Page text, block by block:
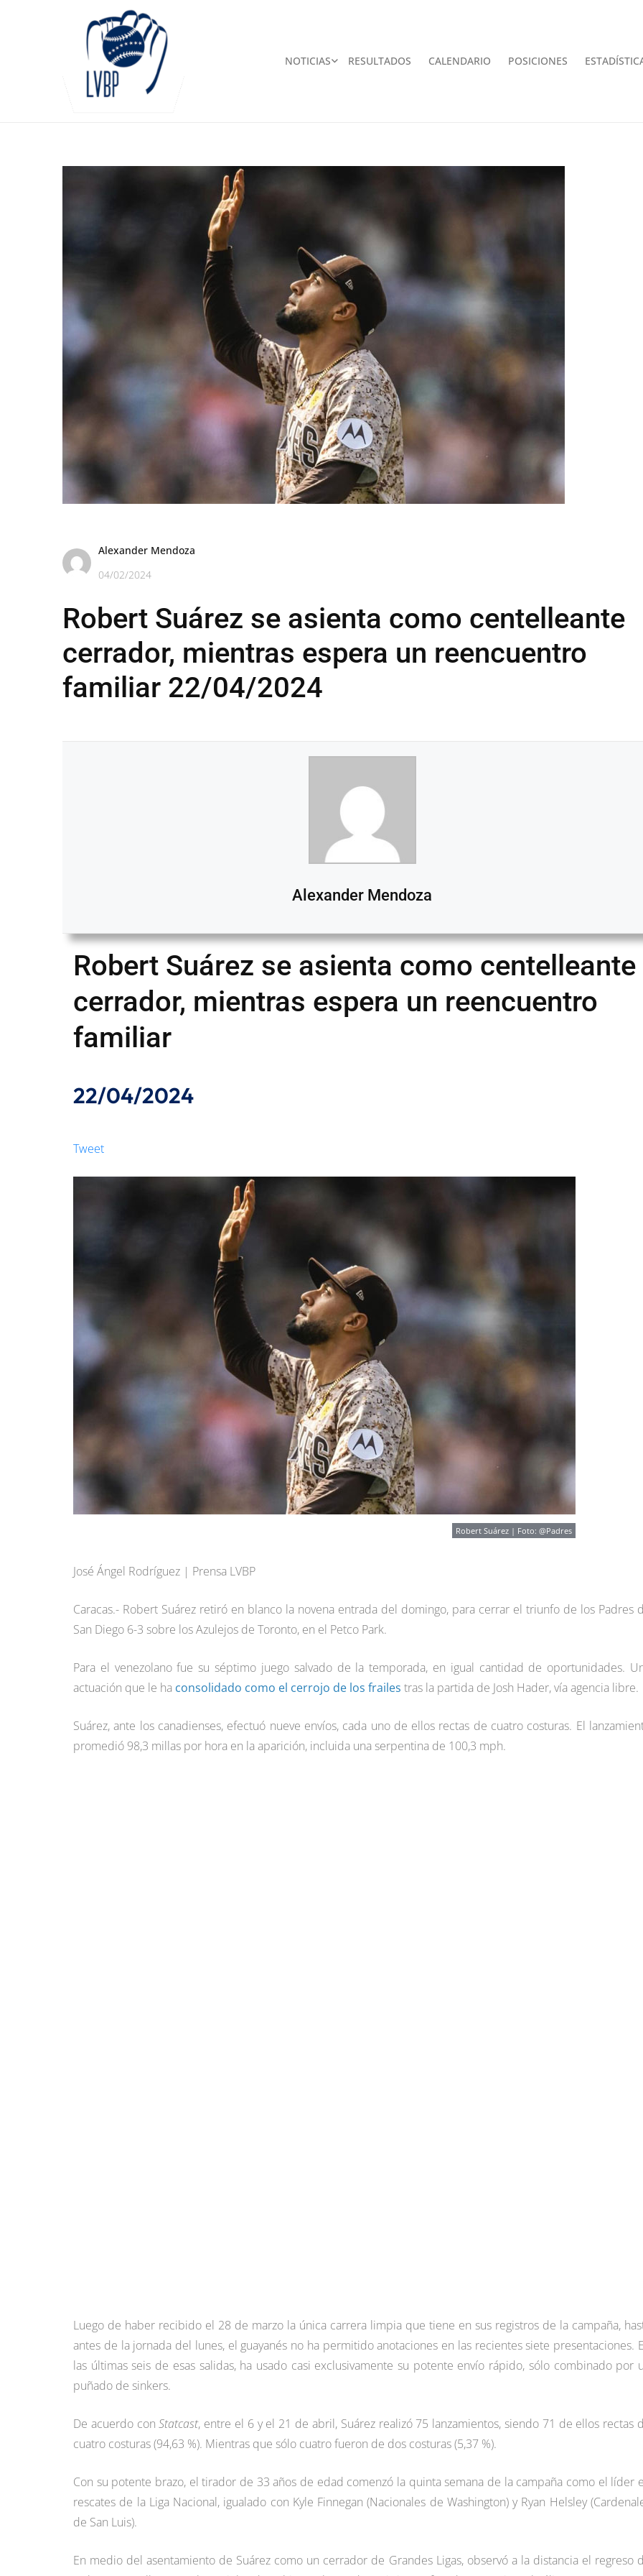
NOTICIAS RESULTADOS CALENDARIO POSICIONES
Alexander Mendoza
04/02/2024
Robert Suárez se asienta como centelleante
cerrador, mientras espera un reencuentro
familiar 22/04/2024
Alexander Mendoza
Robert Suárez se asienta como centelleante
cerrador, mientras espera un reencuentro
familiar
22/04/2024
Tweet
Robert Suárez | Foto: @Padres
José Ángel Rodríguez | Prensa LVBP
Caracas.- Robert Suárez retiró en blanco la novena entrada del domingo, para cerrar el triunfo de los Padres
San Diego 6-3 sobre los Azulejos de Toronto, en el Petco Park.
Para el venezolano fue su séptimo juego salvado de la temporada, en igual cantidad de oportunidades.
actuación que le ha consolidado como el cerrojo de los frailes tras la partida de Josh Hader, vía agencia libre.
Suárez, ante los canadienses, efectuó nueve envíos, cada uno de ellos rectas de cuatro costuras. El
promedió 98,3 millas por hora en la aparición, incluida una serpentina de 100,3 mph.
Luego de haber recibido el 28 de marzo la única carrera limpia que tiene en sus registros de la campaña,
antes de la jornada del lunes, el guayanés no ha permitido anotaciones en las recientes siete presentaciones.
las últimas seis de esas salidas, ha usado casi exclusivamente su potente envío rápido, sólo combinado por
puñado de sinkers.
De acuerdo con Statcast, entre el 6 y el 21 de abril, Suárez realizó 75 lanzamientos, siendo 71 de ellos rectas
cuatro costuras (94,63 %). Mientras que sólo cuatro fueron de dos costuras (5,37 %).
Con su potente brazo, el tirador de 33 años de edad comenzó la quinta semana de la campaña como el líder
rescates de la Liga Nacional, igualado con Kyle Finnegan (Nacionales de Washington) y Ryan Helsley
de San Luis).
En medio del asentamiento de Suárez como un cerrador de Grandes Ligas, observó a la distancia el regreso